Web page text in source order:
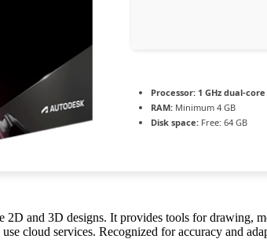
Processor: 1 GHz dual-
RAM: Minimum 4 GB
Disk space: Free: 64 GB
and 3D designs. It provides tools for
cloud services. Recognized for accuracy and